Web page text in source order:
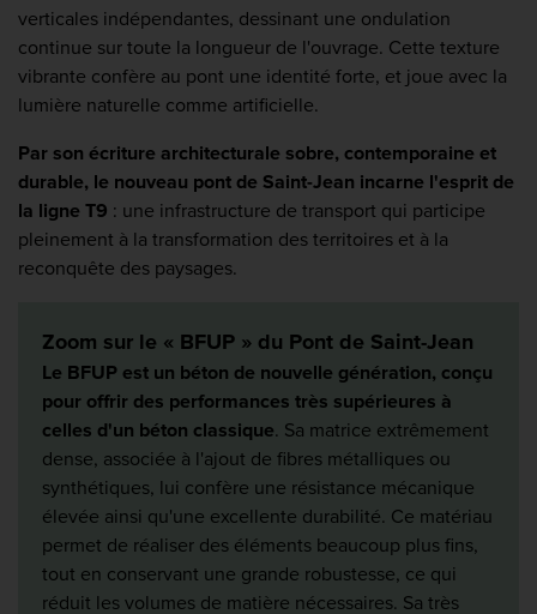
verticales indépendantes, dessinant une ondulation
continue sur toute la longueur de l'ouvrage. Cette texture
vibrante confère au pont une identité forte, et joue avec la
lumière naturelle comme artificielle.
Par son écriture architecturale sobre, contemporaine et
durable, le nouveau pont de Saint-Jean incarne l'esprit de
la ligne T9 : une infrastructure de transport qui participe
pleinement à la transformation des territoires et à la
reconquête des paysages.
Zoom sur le « BFUP » du Pont de Saint-Jean
Le BFUP est un béton de nouvelle génération, conçu
pour offrir des performances très supérieures à
celles d'un béton classique. Sa matrice extrêmement
dense, associée à l'ajout de fibres métalliques ou
synthétiques, lui confère une résistance mécanique
élevée ainsi qu'une excellente durabilité. Ce matériau
permet de réaliser des éléments beaucoup plus fins,
tout en conservant une grande robustesse, ce qui
réduit les volumes de matière nécessaires. Sa très